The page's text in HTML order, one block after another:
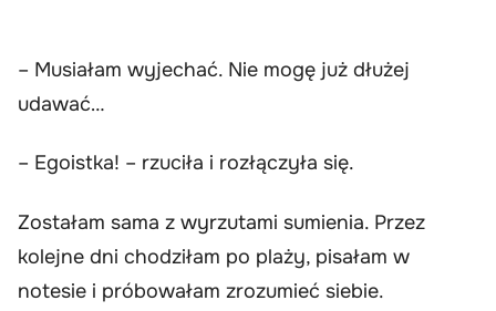
– Musiałam wyjechać. Nie mogę już dłużej
udawać…
– Egoistka! – rzuciła i rozłączyła się.
Zostałam sama z wyrzutami sumienia. Przez
kolejne dni chodziłam po plaży, pisałam w
notesie i próbowałam zrozumieć siebie.